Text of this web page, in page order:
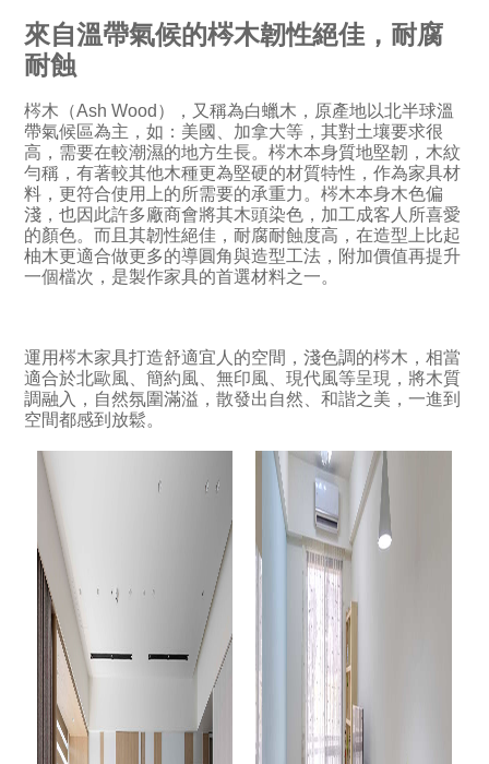
來自溫帶氣候的梣木韌性絕佳，耐腐
耐蝕
梣木（Ash Wood），又稱為白蠟木，原產地以北半球溫
帶氣候區為主，如：美國、加拿大等，其對土壤要求很
高，需要在較潮濕的地方生長。梣木本身質地堅韌，木紋
勻稱，有著較其他木種更為堅硬的材質特性，作為家具材
料，更符合使用上的所需要的承重力。梣木本身木色偏
淺，也因此許多廠商會將其木頭染色，加工成客人所喜愛
的顏色。而且其韌性絕佳，耐腐耐蝕度高，在造型上比起
柚木更適合做更多的導圓角與造型工法，附加價值再提升
一個檔次，是製作家具的首選材料之一。
運用梣木家具打造舒適宜人的空間，淺色調的梣木，相當
適合於北歐風、簡約風、無印風、現代風等呈現，將木質
調融入，自然氛圍滿溢，散發出自然、和諧之美，一進到
空間都感到放鬆。